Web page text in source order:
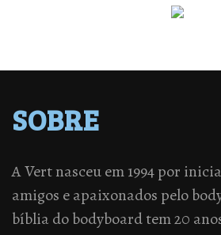
SOBRE
A Vert nasceu em 1994 por
amigos e apaixonados pelo
bíblia do bodyboard tem 20